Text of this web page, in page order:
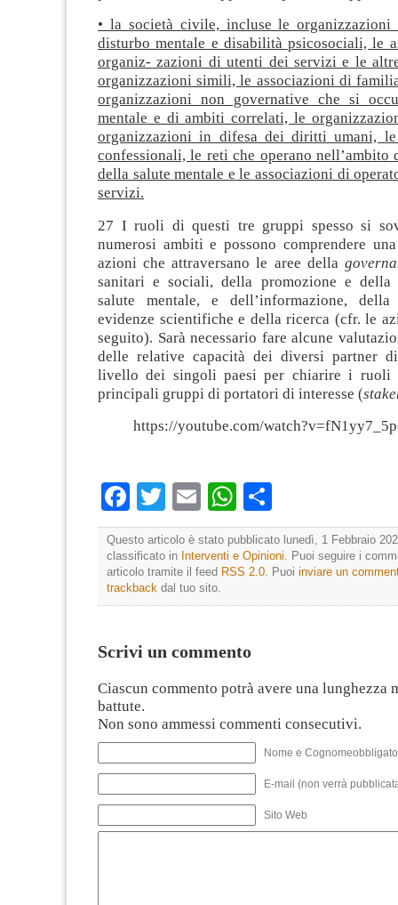
• la società civile, incluse le organizzazioni
disturbo mentale e disabilità psicosociali, le
organiz- zazioni di utenti dei servizi e le
organizzazioni simili, le associazioni di
organizzazioni non governative che si
mentale e di ambiti correlati, le
organizzazioni in difesa dei diritti umani, le
confessionali, le reti che operano nell’ambito
della salute mentale e le associazioni di
servizi.
27 I ruoli di questi tre gruppi spesso si
numerosi ambiti e possono comprendere
azioni che attraversano le aree della
sanitari e sociali, della promozione e della
salute mentale, e dell’informazione,
evidenze scientifiche e della ricerca (cfr. le
seguito). Sarà necessario fare alcune
delle relative capacità dei diversi partner
livello dei singoli paesi per chiarire i ruoli
principali gruppi di portatori di interesse (
https://youtube.com/
Facebook
TwitterEmailWhatsApp
Questo articolo è stato pubblicato lunedì, 1 Febbraio
classificato in Interventi e Opinioni . Puoi seguire i
articolo tramite il feed RSS 2.0 . Puoi inviare un
trackback dal tuo sito.
Scrivi un commento
Ciascun commento potrà avere una lunghezza
battute.
Non sono ammessi commenti consecutivi.
Nome e
E-mail (non verrà
Sito Web